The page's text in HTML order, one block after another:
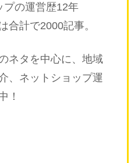
プの運営歴12年
合計で2000記事。
ネタを中心に、地域
、ネットショップ運
！